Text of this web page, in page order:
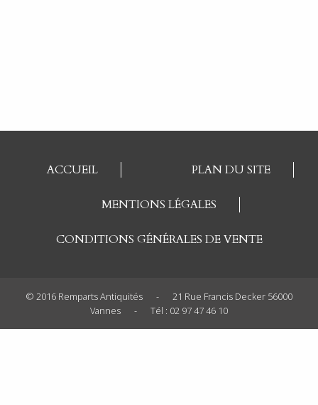
ACCUEIL PLAN DU SITE
MENTIONS LÉGALES
CONDITIONS GÉNÉRALES DE VENTE
© 2016 Remparts Antiquités -
21 Rue Francis Decker 56000
Vannes
- Tél : 02 97 47 46 10